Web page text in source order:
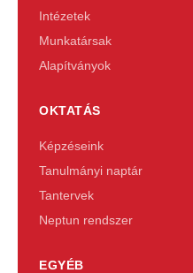
Intézetek
Munkatársak
Alapítványok
OKTATÁS
Képzéseink
Tanulmányi naptár
Tantervek
Neptun rendszer
EGYÉB